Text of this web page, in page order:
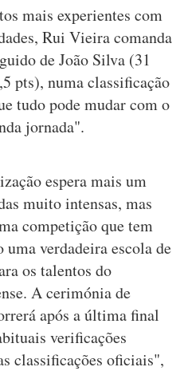
mais experientes com
Rui Vieira comanda
de João Silva (31
pts), numa classificação
tudo pode mudar com o
jornada".
espera mais um
muito intensas, mas
competição que tem
verdadeira escola de
os talentos do
A cerimónia de
após a última final
verificações
classificações oficiais",